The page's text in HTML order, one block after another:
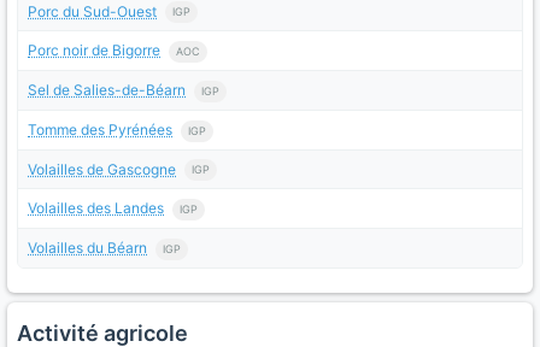
Porc du Sud-Ouest IGP
Porc noir de Bigorre AOC
Sel de Salies-de-Béarn IGP
Tomme des Pyrénées IGP
Volailles de Gascogne IGP
Volailles des Landes IGP
Volailles du Béarn IGP
Activité agricole